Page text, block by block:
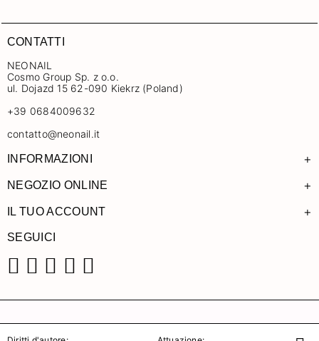
CONTATTI
NEONAIL
Cosmo Group Sp. z o.o.
ul. Dojazd 15 62-090 Kiekrz (Poland)
+39 0684009632
contatto@neonail.it
INFORMAZIONI +
NEGOZIO ONLINE +
IL TUO ACCOUNT +
SEGUICI